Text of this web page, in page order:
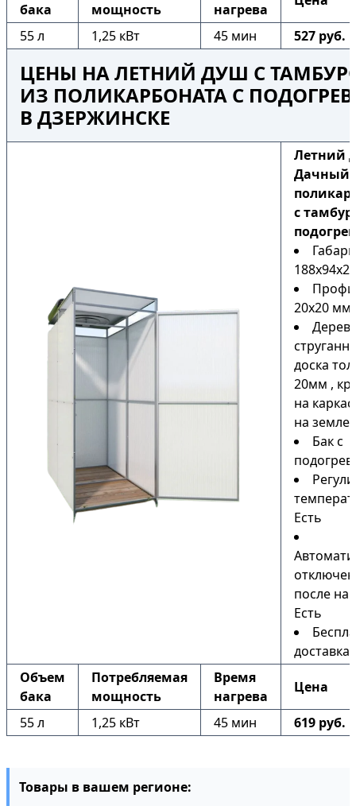
бака мощность нагрева
55 л 1,25 кВт 45 мин 527 руб.
ЦЕНЫ НА ЛЕТНИЙ ДУШ С
ИЗ ПОЛИКАРБОНАТА С
В ДЗЕРЖИНСКЕ
Летний
Дачный
с
20х20 мм
доска
20мм ,
на
на земле)
Бак с
Есть
после
Есть
доставка
Объем
бака
Потребляемая
мощность
Время
нагрева
Цена
55 л 1,25 кВт 45 мин 619 руб.
Товары в вашем регионе: